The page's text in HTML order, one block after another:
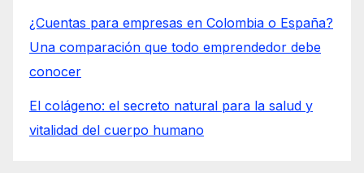
¿Cuentas para empresas en Colombia o España?
Una comparación que todo emprendedor debe
conocer
El colágeno: el secreto natural para la salud y
vitalidad del cuerpo humano